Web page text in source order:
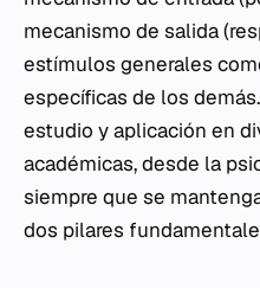
mecanismo de salida
estímulos generales
específicas de los
estudio y aplicación en
académicas, desde la
siempre que se
dos pilares